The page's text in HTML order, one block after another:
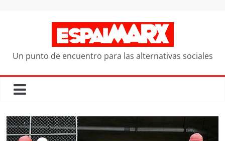
Un punto de encuentro para las alternativas sociales